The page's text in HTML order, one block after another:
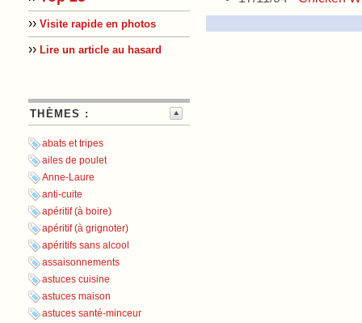
›› Visite rapide en photos
›› Lire un article au hasard
THÈMES :
abats et tripes
ailes de poulet
Anne-Laure
anti-cuite
apéritif (à boire)
apéritif (à grignoter)
apéritifs sans alcool
assaisonnements
astuces cuisine
astuces maison
astuces santé-minceur